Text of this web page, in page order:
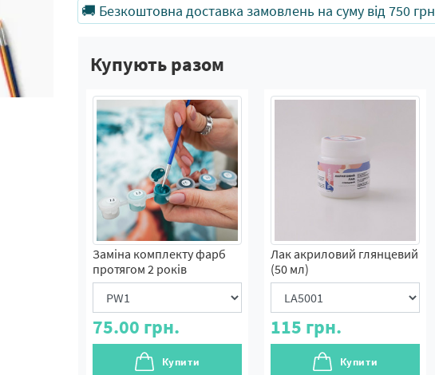
🚚 Безкоштовна доставка замовлень на суму від 750 грн
Купують разом
Заміна комплекту фарб
протягом 2 років
75.00 грн.
Купити
Лак акриловий глянцевий
(50 мл)
115 грн.
Купити